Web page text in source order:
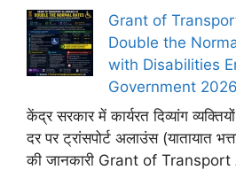
Grant of
Double the
with Disabilities
Government 2026
केंद्र सरकार में कार्यरत दिव्यांग
दर पर ट्रांसपोर्ट अलाउंस (यातायात
की जानकारी Grant of